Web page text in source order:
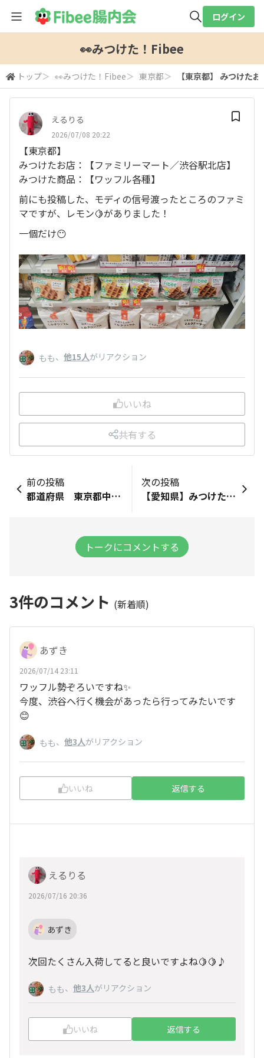
検索
ログイン
👀みつけた！Fibee
トップ＞ 👀みつけた！Fibee＞ 東京都＞ 【東京都】 みつけた
えるりる
2026/07/08 20:22
【東京都】
みつけたお店：【ファミリーマート／渋谷駅北店】
みつけた商品：【ワッフル各種】
前にも投稿した、モディの信号渡ったところのファミ
マですが、レモン🍋がありました！
一個だけ😶
もも、 他15人がリアクション
いいね
共有する
前の投稿
都道府県 東京都中央区佃みつけたお店：ファミリーマートみつけた商品：むぎゅっとワッフルレモンファミリーマートのレモンの焼き菓子コーナーでむぎゅっとワッフルのレモン味発見💡暑い夏にぴったりなレモン味最高ですねぇトースターで温めて食べるかはたまた凍らせてアイストッピング、蜂蜜かけて蜂蜜レモンも良いですなぁ
次の投稿
【愛知県】みつけたお店：【ミツカンMuseum】みつけた商品：【いろいろ】なんやったらZENBも置いてあったわ💜非売品お酢ちゃんグッズも見れました👒
トークにコメントする
3件のコメント (新着順)
あずき
2026/07/14 23:11
ワッフル勢ぞろいですね✨
今度、渋谷へ行く機会があったら行ってみたいです
😊
もも、 他3人がリアクション
いいね 返信する
えるりる
2026/07/16 20:36
あずき
次回たくさん入荷してると良いですよね🍋🍋♪
もも、 他3人がリアクション
いいね 返信する